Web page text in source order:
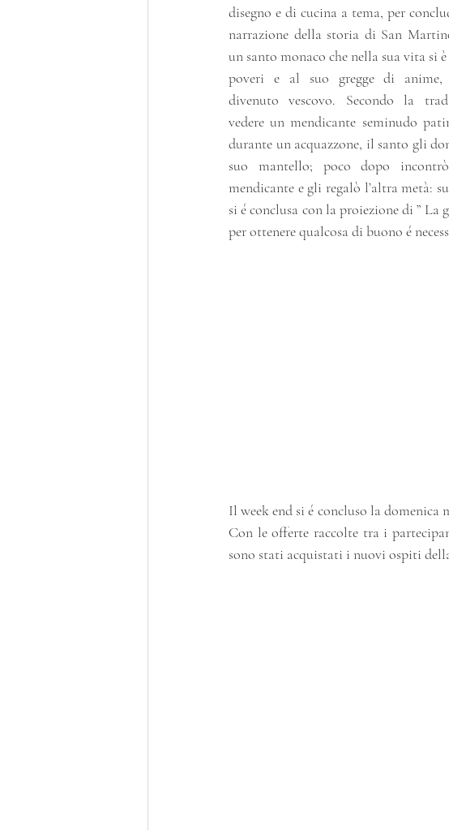
disegno e di cucina a tema, per
narrazione della storia di San
un santo monaco che nella sua vita si
poveri e al suo gregge di
divenuto vescovo. Secondo la
vedere un mendicante seminudo
durante un acquazzone, il santo gli
suo mantello; poco dopo
mendicante e gli regalò l’altra metà:
si é conclusa con la proiezione di ”
per ottenere qualcosa di buono é
Il week end si é concluso la
Con le offerte raccolte tra i
sono stati acquistati i nuovi ospiti